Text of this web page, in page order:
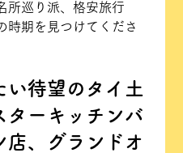
所巡り派、格安旅行
時期を見つけてくださ
い待望のタイ土
ターキッチンバ
店、グランドオ